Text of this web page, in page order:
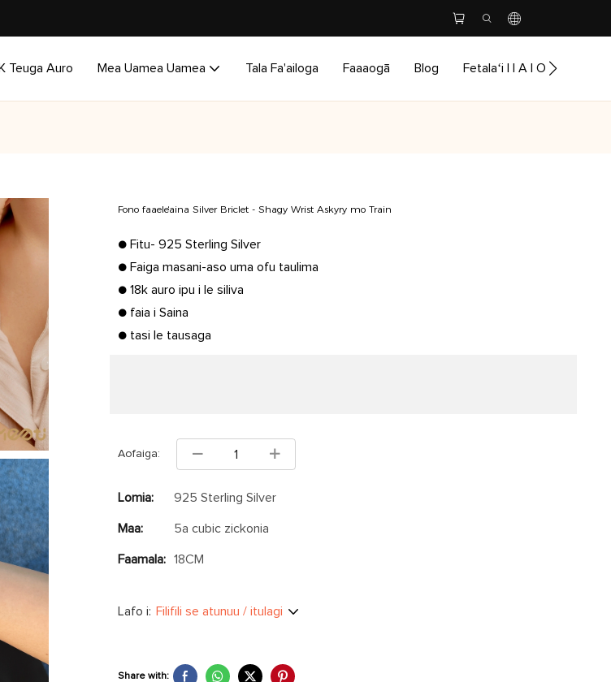
K Teuga Auro Mea Uamea Uamea Tala Fa'ailoga Faaaogā Blog Fetalaʻi I I A I O It
Fono faaeleʻaina Silver Briclet - Shagy Wrist Askyry mo Train
● Fitu- 925 Sterling Silver
● Faiga masani-aso uma ofu taulima
● 18k auro ipu i le siliva
● faia i Saina
● tasi le tausaga
Aofaiga:
Lomia: 925 Sterling Silver
Maa: 5a cubic zickonia
Faamala: 18CM
Lafo i: Filifili se atunuu / itulagi
Share with: